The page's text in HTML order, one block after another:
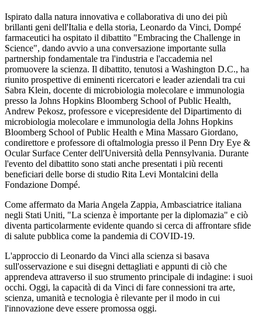
Ispirato dalla natura innovativa e collaborativa di uno dei più
brillanti geni dell'Italia e della storia, Leonardo da Vinci, Dompé
farmaceutici ha ospitato il dibattito "Embracing the Challenge in
Science", dando avvio a una conversazione importante sulla
partnership fondamentale tra l'industria e l'accademia nel
promuovere la scienza. Il dibattito, tenutosi a Washington D.C., ha
riunito prospettive di eminenti ricercatori e leader aziendali tra cui
Sabra Klein, docente di microbiologia molecolare e immunologia
presso la Johns Hopkins Bloomberg School of Public Health,
Andrew Pekosz, professore e vicepresidente del Dipartimento di
microbiologia molecolare e immunologia della Johns Hopkins
Bloomberg School of Public Health e Mina Massaro Giordano,
condirettore e professore di oftalmologia presso il Penn Dry Eye &
Ocular Surface Center dell'Università della Pennsylvania. Durante
l'evento del dibattito sono stati anche presentati i più recenti
beneficiari delle borse di studio Rita Levi Montalcini della
Fondazione Dompé.
Come affermato da Maria Angela Zappia, Ambasciatrice italiana
negli Stati Uniti, "La scienza è importante per la diplomazia" e ciò
diventa particolarmente evidente quando si cerca di affrontare sfide
di salute pubblica come la pandemia di COVID-19.
L'approccio di Leonardo da Vinci alla scienza si basava
sull'osservazione e sui disegni dettagliati e appunti di ciò che
apprendeva attraverso il suo strumento principale di indagine: i suoi
occhi. Oggi, la capacità di da Vinci di fare connessioni tra arte,
scienza, umanità e tecnologia è rilevante per il modo in cui
l'innovazione deve essere promossa oggi.